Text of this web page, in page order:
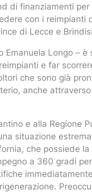
di finanziamenti
con i reimpianti
di Lecce e
Emanuela Longo –
e far
che sono già
anche
e alla Regione
situazione
che possiede
a 360 gradi